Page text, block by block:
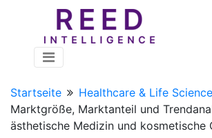
Startseite
Healthcare & Life
Marktgröße, Marktanteil und
ästhetische Medizin und kosmetische